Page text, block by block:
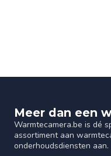
Meer dan een
Warmtecamera.be is dé
assortiment aan
onderhoudsdiensten aan.